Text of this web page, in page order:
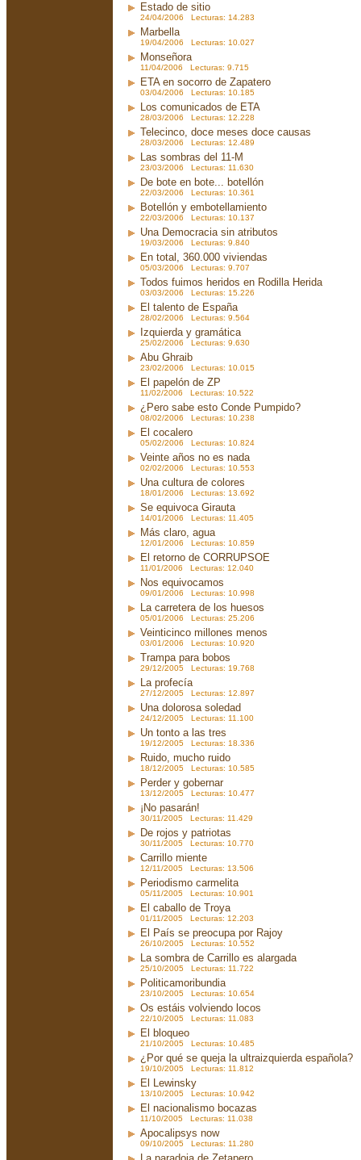
Estado de sitio
24/04/2006 Lecturas: 14.283
Marbella
19/04/2006 Lecturas: 10.027
Monseñora
11/04/2006 Lecturas: 9.715
ETA en socorro de Zapatero
03/04/2006 Lecturas: 10.185
Los comunicados de ETA
28/03/2006 Lecturas: 12.228
Telecinco, doce meses doce causas
28/03/2006 Lecturas: 12.489
Las sombras del 11-M
23/03/2006 Lecturas: 11.630
De bote en bote... botellón
22/03/2006 Lecturas: 10.361
Botellón y embotellamiento
22/03/2006 Lecturas: 10.137
Una Democracia sin atributos
19/03/2006 Lecturas: 9.840
En total, 360.000 viviendas
05/03/2006 Lecturas: 9.707
Todos fuimos heridos en Rodilla Herida
03/03/2006 Lecturas: 15.226
El talento de España
28/02/2006 Lecturas: 9.564
Izquierda y gramática
25/02/2006 Lecturas: 9.630
Abu Ghraib
23/02/2006 Lecturas: 10.015
El papelón de ZP
11/02/2006 Lecturas: 10.522
¿Pero sabe esto Conde Pumpido?
08/02/2006 Lecturas: 10.238
El cocalero
05/02/2006 Lecturas: 10.824
Veinte años no es nada
02/02/2006 Lecturas: 10.553
Una cultura de colores
18/01/2006 Lecturas: 13.692
Se equivoca Girauta
14/01/2006 Lecturas: 11.405
Más claro, agua
12/01/2006 Lecturas: 10.859
El retorno de CORRUPSOE
11/01/2006 Lecturas: 12.040
Nos equivocamos
09/01/2006 Lecturas: 10.998
La carretera de los huesos
05/01/2006 Lecturas: 25.206
Veinticinco millones menos
03/01/2006 Lecturas: 10.920
Trampa para bobos
29/12/2005 Lecturas: 19.768
La profecía
27/12/2005 Lecturas: 12.897
Una dolorosa soledad
24/12/2005 Lecturas: 11.100
Un tonto a las tres
19/12/2005 Lecturas: 18.336
Ruido, mucho ruido
18/12/2005 Lecturas: 10.585
Perder y gobernar
13/12/2005 Lecturas: 10.477
¡No pasarán!
30/11/2005 Lecturas: 11.429
De rojos y patriotas
30/11/2005 Lecturas: 10.770
Carrillo miente
12/11/2005 Lecturas: 13.506
Periodismo carmelita
05/11/2005 Lecturas: 10.901
El caballo de Troya
01/11/2005 Lecturas: 12.203
El País se preocupa por Rajoy
26/10/2005 Lecturas: 10.552
La sombra de Carrillo es alargada
25/10/2005 Lecturas: 11.722
Politicamoribundia
23/10/2005 Lecturas: 10.654
Os estáis volviendo locos
22/10/2005 Lecturas: 11.083
El bloqueo
21/10/2005 Lecturas: 10.485
¿Por qué se queja la ultraizquierda española?
19/10/2005 Lecturas: 11.812
El Lewinsky
13/10/2005 Lecturas: 10.942
El nacionalismo bocazas
11/10/2005 Lecturas: 11.038
Apocalipsys now
09/10/2005 Lecturas: 11.280